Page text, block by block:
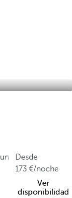
Desde
173
/noche
Ver
disponibilidad